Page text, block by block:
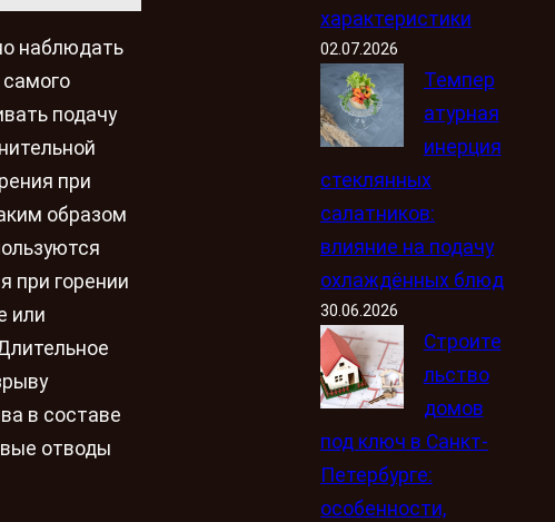
наблюдать
подачу
при
образом
при горении
или
в составе
отводы
характеристики
02.07.2026
Темпер
атурная
инерция
стеклянных
салатников:
влияние на подачу
охлаждённых блюд
30.06.2026
Строите
льство
домов
под ключ в Санкт-
Петербурге:
особенности,